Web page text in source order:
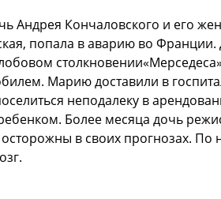
Андрея Кончаловского и его
попала в аварию во
Марию доставили в
неподалеку в
Более месяца дочь
в своих прогнозах. По